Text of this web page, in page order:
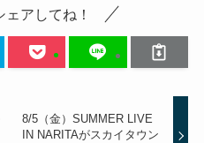
アしてね！
8/5（金）SUMMER LIVE
IN NARITAがスカイタウン